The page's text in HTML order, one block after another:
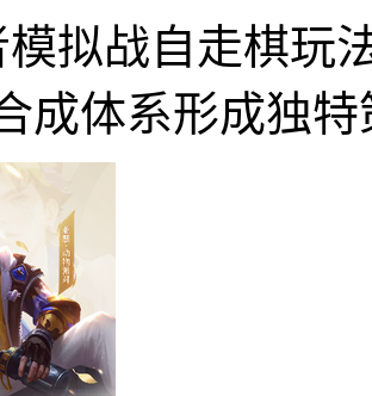
拟战自走棋玩
成体系形成独